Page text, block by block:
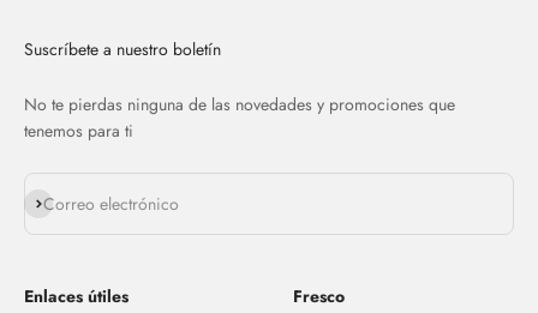
Suscríbete a nuestro boletín
No te pierdas ninguna de las novedades y promociones que
tenemos para ti
Correo electrónico
Suscribirse
Enlaces útiles
Fresco